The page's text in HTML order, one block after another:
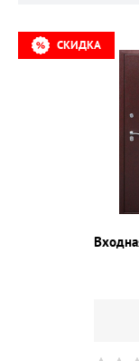
СКИДКА